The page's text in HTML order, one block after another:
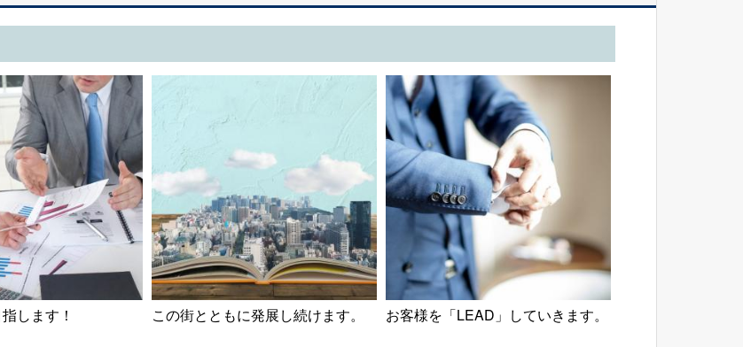
します！ この街とともに発展し続けます。 お客様を「LEAD」していきます。